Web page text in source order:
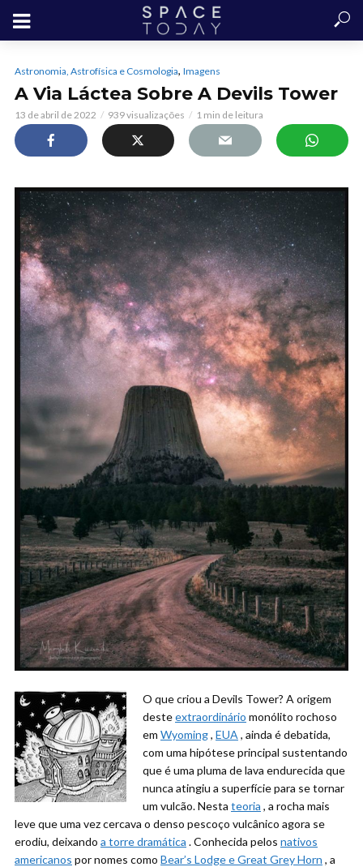
Astronomia, Astrofísica e Cosmologia, Imagens
A Via Láctea Sobre A Devils Tower
13 de abril de 2022 939 visualizações 1 min de leitura
O que criou a Devils Tower? A origem
desteextraordinário monólito rochoso
em Wyoming, EUA , ainda é debatida,
com uma hipótese principal sustentando
que é uma pluma de lava endurecida que
nunca atingiu a superfície para se tornar
um vulcão. Nesta teoria , a rocha mais
leve que uma vez cercava o denso pescoço vulcânico agora se
erodiu, deixando a torre dramática . Conhecida pelos nativos
americanos por nomes como Bear’s Lodge e Great Grey Horn , a